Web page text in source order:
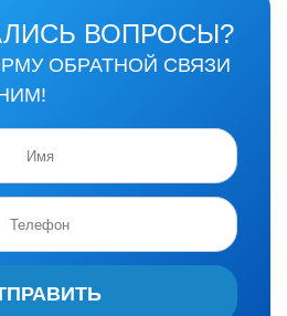
ВОПРОСЫ?
ОБРАТНОЙ СВЯЗИ